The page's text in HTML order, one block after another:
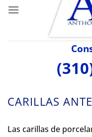
CARILLAS
Las carillas de